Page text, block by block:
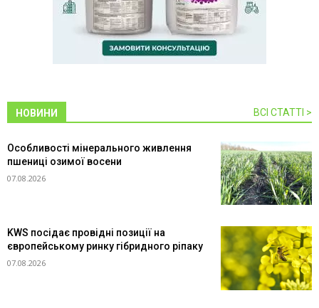
НОВИНИ ВСІ СТАТТІ >
Особливості мінерального живлення
пшениці озимої восени
07.08.2026
KWS посідає провідні позиції на
європейському ринку гібридного ріпаку
07.08.2026